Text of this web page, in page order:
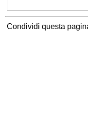
Condividi questa